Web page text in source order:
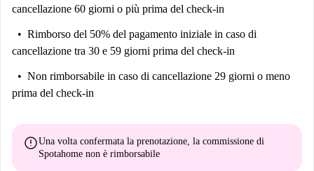
cancellazione 60 giorni o più prima del check-in
Rimborso del 50% del pagamento iniziale in caso di
cancellazione tra 30 e 59 giorni prima del check-in
Non rimborsabile in caso di cancellazione 29 giorni o meno
prima del check-in
errorUna volta confermata la prenotazione, la commissione di
Spotahome non è rimborsabile